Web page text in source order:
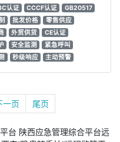
认证 CCCF认证
GB20517
批发价格
零售供应
外贸供货
CE认证
安全监测
紧急呼叫
秒级响应 主动预警
一页 尾页
台 陕西应急管理综合平台远